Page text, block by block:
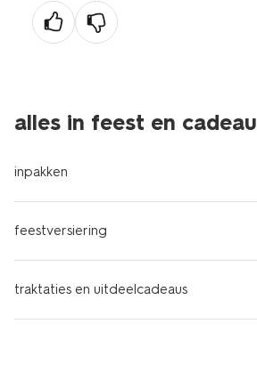
alles in feest en cadeau
inpakken
feestversiering
traktaties en uitdeelcadeaus